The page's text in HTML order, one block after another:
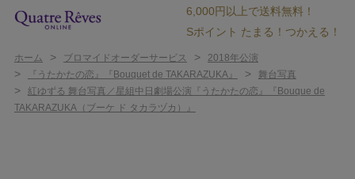
6,000円以上で送料無料！
Sポイント たまる！つかえる！
ホーム > ブロマイドオーダーサービス > 2018年公演
> 『うたかたの恋』『Bouquet de TAKARAZUKA』 > 舞台写真
>
紅ゆずる 舞台写真／星組中日劇場公演『うたかたの恋』『Bouque de
TAKARAZUKA（ブーケ ド タカラヅカ）』